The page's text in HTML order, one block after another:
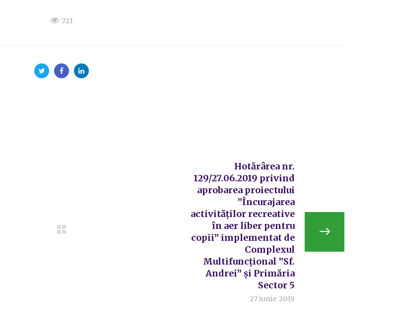
721
Hotărârea nr.
129/27.06.2019 privind
aprobarea proiectului
”Încurajarea
activităților recreative
în aer liber pentru
copii” implementat de
Complexul
Multifuncțional ”Sf.
Andrei” și Primăria
Sector 5
27 iunie 2019